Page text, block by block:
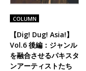
COLUMN
【Dig! Dug! Asia!】
Vol.6 後編：ジャンル
を融合させるパキスタ
ンアーティストたち